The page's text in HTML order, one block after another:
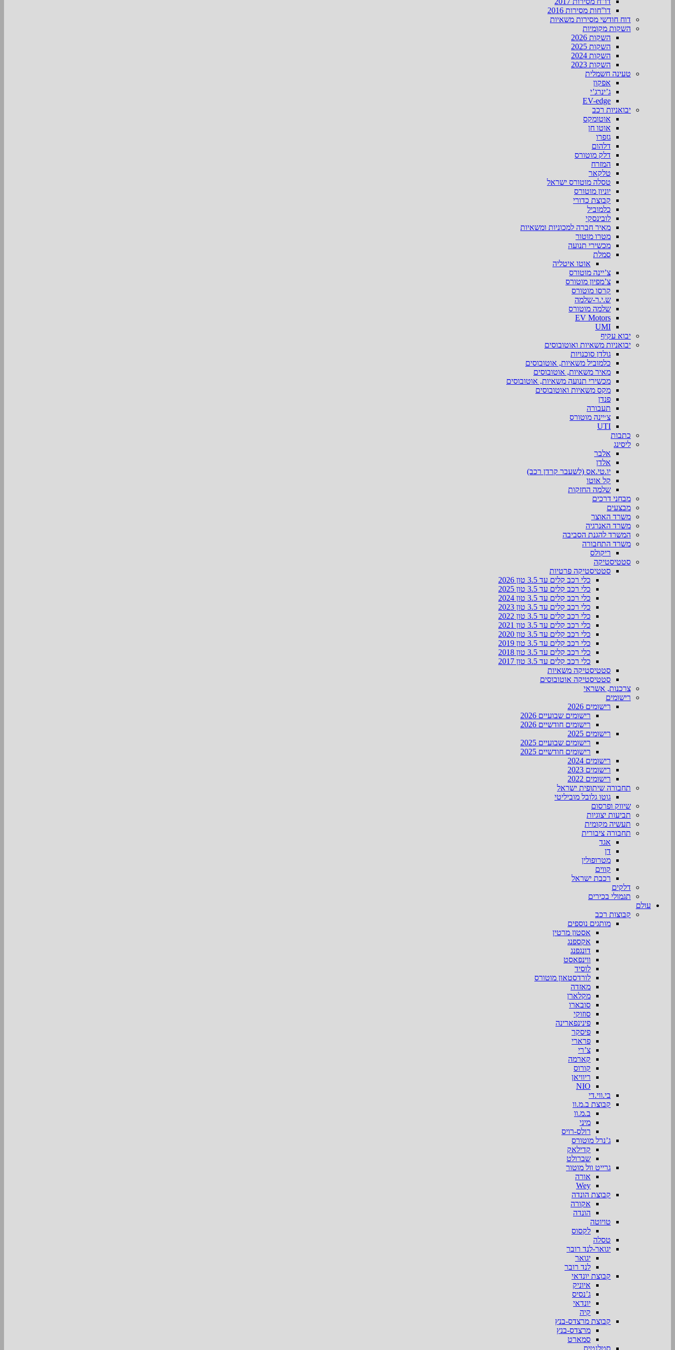
דו”חות מסירות 2016
דוח חודשי מסירות משאיות
השקות מקומיות
השקות 2026
השקות 2025
השקות 2024
השקות 2023
טעינה חשמלית
אפקון
ג’ינרג’י
EV-edge
יבואניות רכב
אוטומקס
אוטו חן
גזפרו
דלהום
דלק מוטורס
המזרח
טלקאר
טסלה מוטורס ישראל
יוניון מוטורס
קבוצת כדורי
כלמוביל
לובינסקי
מאיר חברה למכוניות ומשאיות
מטרו מוטור
מכשירי תנועה
סמלת
אוטו איטליה
צ’יינה מוטורס
צ’מפיון מוטורס
קרסו מוטורס
ש.י.ר-שלמה
שלמה מוטורס
EV Motors
UMI
יבוא עקיף
יבואניות משאיות ואוטובוסים
גולדן סוכנויות
כלמוביל משאיות, אוטובוסים
מאיר משאיות, אוטובוסים
מכשירי תנועה משאיות, אוטובוסים
מקס משאיות ואוטובוסים
פנדן
תעבורה
צ׳יינה מוטורס
UTI
כתבות
ליסינג
אלבר
אלדן
יו.טי.אס (לשעבר קרדן רכב)
קל אוטו
שלמה החזקות
מבחני דרכים
מבצעים
משרד האוצר
משרד האנרגיה
המשרד להגנת הסביבה
משרד התחבורה
ריקולס
סטטיסטיקה
סטטיסטיקה פרטיות
כלי רכב קלים עד 3.5 טון 2026
כלי רכב קלים עד 3.5 טון 2025
כלי רכב קלים עד 3.5 טון 2024
כלי רכב קלים עד 3.5 טון 2023
כלי רכב קלים עד 3.5 טון 2022
כלי רכב קלים עד 3.5 טון 2021
כלי רכב קלים עד 3.5 טון 2020
כלי רכב קלים עד 3.5 טון 2019
כלי רכב קלים עד 3.5 טון 2018
כלי רכב קלים עד 3.5 טון 2017
סטטיסטיקה משאיות
סטטיסטיקה אוטובוסים
צרכנות, אשראי
רישומים
רישומים 2026
רישומים שבועיים 2026
רישומים חודשיים 2026
רישומים 2025
רישומים שבועיים 2025
רישומים חודשיים 2025
רישומים 2024
רישומים 2023
רישומים 2022
תחבורה שיתופית ישראל
גוטו גלובל מוביליטי
שיווק ופרסום
תביעות יצוגיות
תעשיה מקומית
תחבורה ציבורית
אגד
דן
מטרופולין
קווים
רכבת ישראל
דלקים
תגמולי בכירים
עולם
קבוצות רכב
מותגים נוספים
אסטון מרטין
אקספנג
דונגפנג
ווינפאסט
לוסיד
לורדסטאון מוטורס
מאזדה
מקלארן
סובארו
סוזוקי
פינינפארינה
פיסקר
פרארי
צ’רי
קארמה
קורוס
ריוויאן
NIO
בי.ווי.די
קבוצת ב.מ.וו
ב.מ.וו
מיני
רולס-רויס
ג’נרל מוטורס
קדילאק
שברולט
גרייט וול מוטור
אורה
Wey
קבוצת הונדה
אקורה
הונדה
טויוטה
לקסוס
טסלה
יגואר-לנד רובר
יגואר
לנד רובר
קבוצת יונדאי
איוניק
ג’נסיס
יונדאי
קיה
קבוצת מרצדס-בנץ
מרצדס-בנץ
סמארט
סטלנטיס